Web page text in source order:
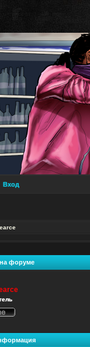
Вход
форуме
сети